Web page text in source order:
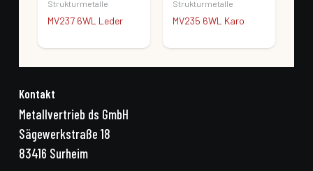
Strukturmetalle
MV237 6WL Leder
Strukturmetalle
MV235 6WL Karo
Kontakt
Metallvertrieb ds GmbH
Sägewerkstraße 18
83416 Surheim